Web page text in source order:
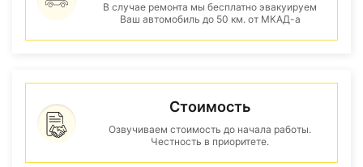
В случае ремонта мы бесплатно эвакуируем
Ваш автомобиль до 50 км. от МКАД-а
Стоимость
Озвучиваем стоимость до начала работы.
Честность в приоритете.